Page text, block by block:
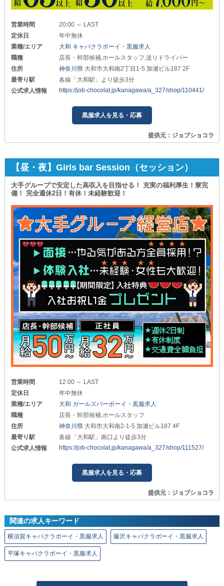
営業時間
20:00 ～ LAST
定休日
年中無休
業種/エリア
大和 キャバクラボーイ・黒服求人
職種
店長・幹部候補,ホールスタッフ,送りドライバー
住所
神奈川県 大和市大和南2丁目1-5 加瀬ビル187 2F
最寄り駅
各線「大和駅」より徒歩3分
公式求人情報
https://job-chocolat.jp/kanagawa/a_327/shop/110441/
黒服求人を見る・応募
提供元：ジョブショコラ
【昼・夜】Girls bar Session（セッション）
大手グループで安定した高収入を目指せる！ 充実の福利厚生！寮完
備！ 完全週休2日！有休！未経験歓迎！
営業時間
12:00 ～ LAST
定休日
年中無休
業種/エリア
大和 ガールズバーボーイ・黒服求人
職種
店長・幹部候補,ホールスタッフ
住所
神奈川県 大和市大和南2-1-5 加瀬ビル187 4F
最寄り駅
各線「大和駅」南口より徒歩3分
公式求人情報
https://job-chocolat.jp/kanagawa/a_327/shop/111527/
黒服求人を見る・応募
提供元：ジョブショコラ
関連の求人キーワード
横須賀キャバクラボーイ・黒服求人 藤沢キャバクラボーイ・黒服求人
平塚キャバクラボーイ・黒服求人